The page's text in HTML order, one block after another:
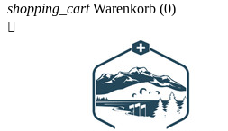
shopping_cart Warenkorb (0)
